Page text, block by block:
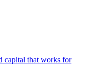
capital that works for